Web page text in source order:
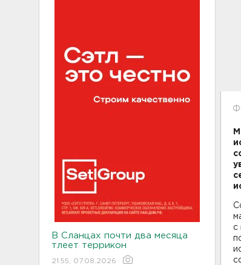
В Сланцах почти два месяца
тлеет террикон
21:55, 07.08.2026
с